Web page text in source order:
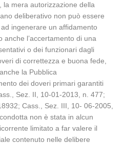
la mera autorizzazione della
deliberativo non può essere
ingenerare un affidamento
l’accertamento di una
o dei funzionari dagli
di correttezza e buona fede,
la Pubblica
dei doveri primari garantiti
Sez. II, 10-01-2013, n. 477;
Cass., Sez. III, 10- 06-2005,
non è stata in alcun
limitato a far valere il
contenuto nelle delibere